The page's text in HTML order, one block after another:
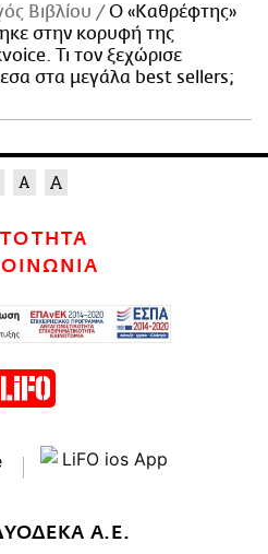
Βιβλίου
Ο «Καθρέφτης»
στην κορυφή της
Τι τον ξεχώρισε
στα μεγάλα best sellers;
Α.Ε.